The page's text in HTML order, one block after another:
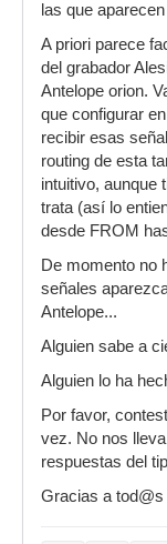
las que
A priori parece
del grabador
Antelope orion.
que configurar
recibir esas
routing de esta
intuitivo, aunque
trata (así lo
desde FROM
De momento no
señales
Antelope...
Alguien sabe a
Alguien lo ha
Por favor,
vez. No nos
respuestas del
Gracias a tod@s